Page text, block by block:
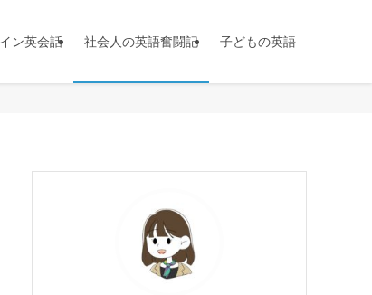
ン英会話 社会人の英語奮闘記 子どもの英語